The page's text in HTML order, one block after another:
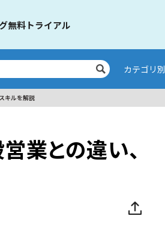
カテゴリ別
無料トライアル
キルを解説
業との違い、